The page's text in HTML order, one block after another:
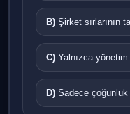
B) Şirket sırlarının
C) Yalnızca yönetim
D) Sadece çoğunluk